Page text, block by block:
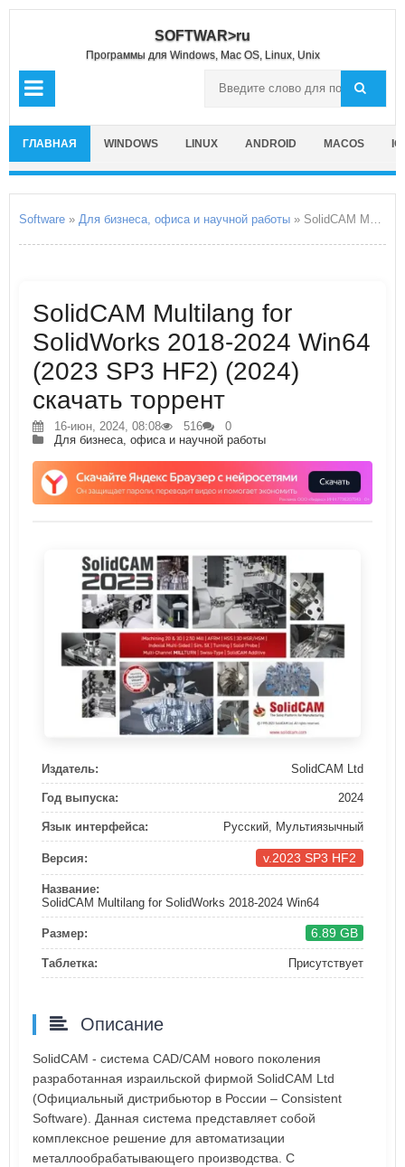
SOFTWAR>ru
Программы для Windows, Mac OS, Linux, Unix
ГЛАВНАЯ WINDOWS LINUX ANDROID MACOS
Software » Для бизнеса, офиса и научной работы » SolidCAM Multilang for SolidWorks 2018-2024 Win64
SolidCAM Multilang for
SolidWorks 2018-2024 Win64
(2023 SP3 HF2) (2024)
скачать торрент
16-июн, 2024, 08:08 516
0
Для бизнеса, офиса и научной работы
Издатель: SolidCAM Ltd
Год выпуска: 2024
Язык интерфейса: Русский, Мультиязычный
Версия: v.2023 SP3 HF2
Название:
SolidCAM Multilang for SolidWorks 2018-2024 Win64
Размер: 6.89 GB
Таблетка: Присутствует
Описание
SolidCAM - система CAD/CAM нового поколения
разработанная израильской фирмой SolidCAM Ltd
(Официальный дистрибьютор в России – Consistent
Software). Данная система представляет собой
комплексное решение для автоматизации
металлообрабатывающего производства. С